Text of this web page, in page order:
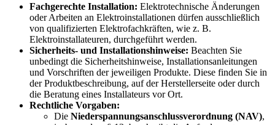
Fachgerechte Installation: Elektrotechnische Änderungen
oder Arbeiten an Elektroinstallationen dürfen ausschließlich
von qualifizierten Elektrofachkräften, wie z. B.
Elektroinstallateuren, durchgeführt werden.
Sicherheits- und Installationshinweise: Beachten Sie
unbedingt die Sicherheitshinweise, Installationsanleitungen
und Vorschriften der jeweiligen Produkte. Diese finden Sie in
der Produktbeschreibung, auf der Herstellerseite oder durch
die Beratung eines Installateurs vor Ort.
Rechtliche Vorgaben:
Die Niederspannungsanschlussverordnung (NAV),